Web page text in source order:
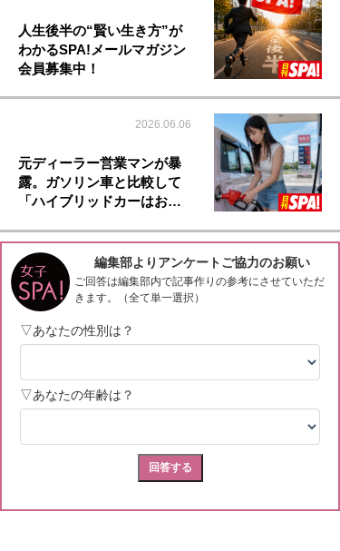
人生後半の“賢い生き方”が
わかるSPA!メールマガジン
会員募集中！
2026.06.06
元ディーラー営業マンが暴
露。ガソリン車と比較して
「ハイブリッドカーはお…